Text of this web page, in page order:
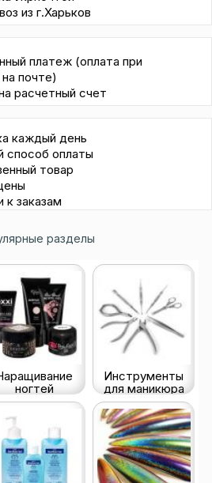
из г.Харьков
платеж (оплата при
почте)
расчетный счет
каждый день
способ оплаты
товар
к заказам
разделы
ногтей
Инструменты
для маникюра